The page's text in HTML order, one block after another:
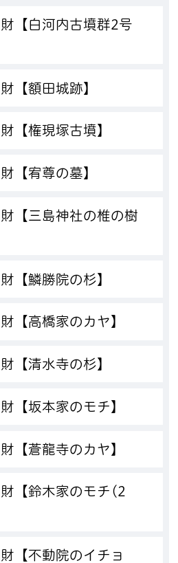
【白河内古墳群2号
【額田城跡】
【権現塚古墳】
【宥尊の墓】
【三島神社の椎の樹
【鱗勝院の杉】
【高橋家のカヤ】
【清水寺の杉】
【坂本家のモチ】
【蒼龍寺のカヤ】
【鈴木家のモチ(2
【不動院のイチョ